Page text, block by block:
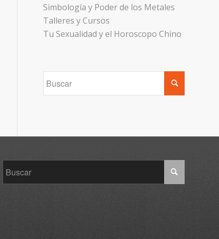
Simbología y Poder de los Metales
Talleres y Cursos
Tu Sexualidad y el Horoscopo Chino